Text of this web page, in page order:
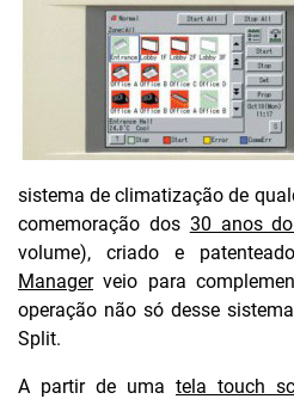
sistema de climatização de
comemoração dos 30 anos
volume), criado e
Managerveio para
operação não só desse
Split.
A partir de uma tela touch